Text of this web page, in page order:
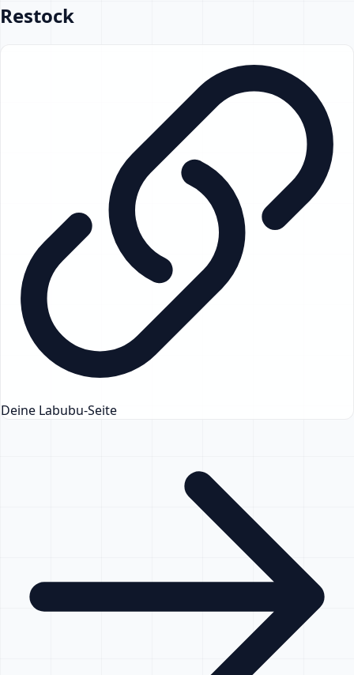
Restock
Deine Labubu-Seite